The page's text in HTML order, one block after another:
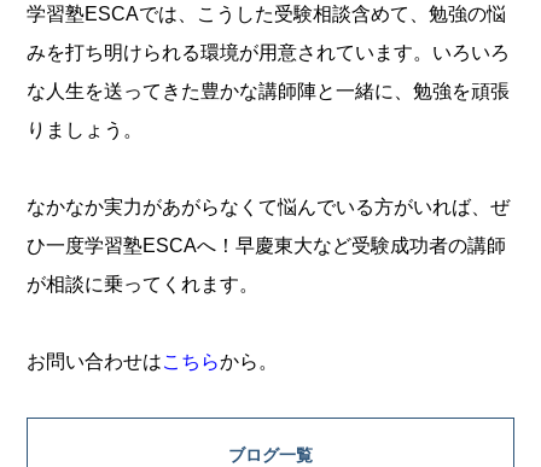
学習塾ESCAでは、こうした受験相談含めて、勉強の悩
みを打ち明けられる環境が用意されています。いろいろ
な人生を送ってきた豊かな講師陣と一緒に、勉強を頑張
りましょう。
なかなか実力があがらなくて悩んでいる方がいれば、ぜ
ひ一度学習塾ESCAへ！早慶東大など受験成功者の講師
が相談に乗ってくれます。
お問い合わせはこちらから。
ブログ一覧